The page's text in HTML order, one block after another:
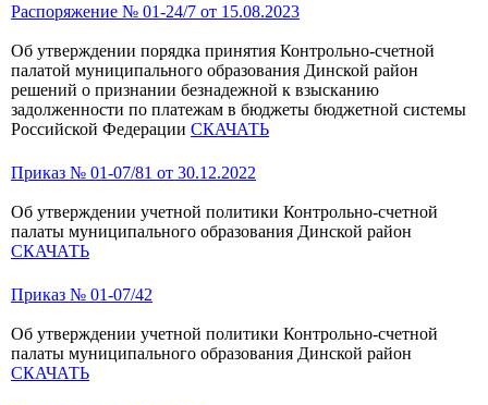
Распоряжение № 01-24/7 от 15.08.2023
Об утверждении порядка принятия Контрольно-счетной
палатой муниципального образования Динской район
решений о признании безнадежной к взысканию
задолженности по платежам в бюджеты бюджетной системы
Российской Федерации СКАЧАТЬ
Приказ № 01-07/81 от 30.12.2022
Об утверждении учетной политики Контрольно-счетной
палаты муниципального образования Динской район
СКАЧАТЬ
Приказ № 01-07/42
Об утверждении учетной политики Контрольно-счетной
палаты муниципального образования Динской район
СКАЧАТЬ